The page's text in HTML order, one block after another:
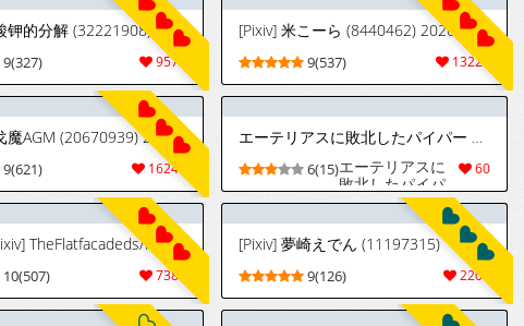
[Pixiv] 氯酸钾的分解 (32221908) 2026.08.01
9577
9(327)
[Pixiv] 米こーら (8440462) 2026.08.01
13220
9(537)
[Pixiv] 阿戈魔AGM (20670939) 2026.08.01
16244
9(621)
エーテリアスに敗北したパイパー 表情、台詞差分
60
6(15)エーテリアスに
敗北したパイパ
ー 表情、台詞差
分
[Twitter/Pixiv] TheFlatfacadeds/Fun (~2026/08/01)
7383
10(507)
[Pixiv] 夢崎えでん (11197315)
2204
9(126)